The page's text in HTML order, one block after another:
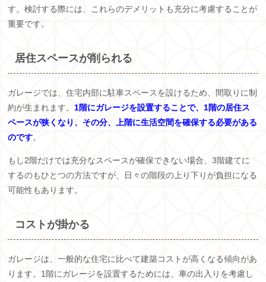
す。検討する際には、これらのデメリットも充分に考慮することが
重要です。
居住スペースが削られる
ガレージでは、住宅内部に駐車スペースを設けるため、間取りに制
約が生まれます。 1階にガレージを設置することで、1階の居住ス
ペースが狭くなり、その分、上階に生活空間を確保する必要がある
のです。
もし2階だけでは充分なスペースが確保できない場合、3階建てに
するのもひとつの方法ですが、日々の階段の上り下りが負担になる
可能性もあります。
コストが掛かる
ガレージは、一般的な住宅に比べて建築コストが高くなる傾向があ
ります。1階にガレージを設置するためには、車の出入りを考慮し